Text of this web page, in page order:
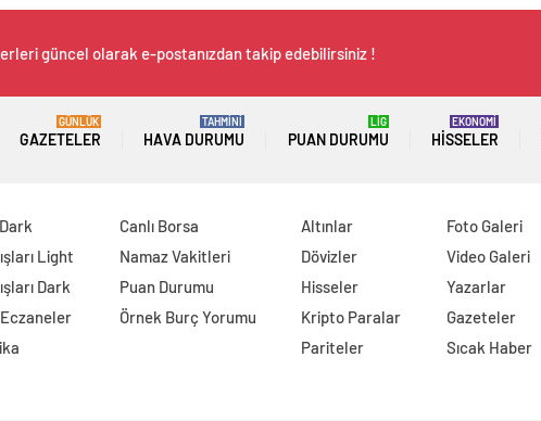
güncel olarak e-postanızdan takip edebilirsiniz !
GAZETELER
GÜNLÜK
HAVA DURUMU
TAHMİNİ
PUAN DURUMU
LİG
HISSELER
EKONOMİ
Light
Dark
Canlı Borsa
Namaz Vakitleri
Puan Durumu
Örnek Burç Yorumu
Altınlar
Dövizler
Hisseler
Kripto Paralar
Pariteler
Foto Galeri
Video Galeri
Yazarlar
Gazeteler
Sıcak Haber